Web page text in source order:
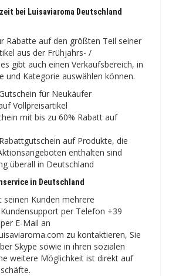
bei Luisaviaroma Deutschland
Rabatte auf den größten Teil seiner
aus der Frühjahrs- /
gibt auch einen Verkaufsbereich, in
und Kategorie auswählen können.
für Neukäufer
Vollpreisartikel
mit bis zu 60% Rabatt auf
auf Produkte, die
enthalten sind
überall in Deutschland
in Deutschland
Kunden mehrere
per Telefon +39
E-Mail an
zu kontaktieren, Sie
Skype sowie in ihren sozialen
weitere Möglichkeit ist direkt auf